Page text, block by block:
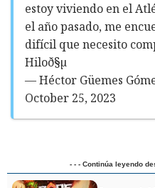
estoy viviendo en el
el año pasado, me
difícil que necesito
Hiloð§µ
— Héctor Güemes
October 25, 2023
- - - Continúa leyendo